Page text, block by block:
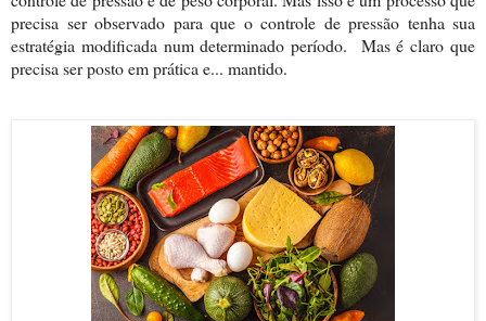
precisa ser observado para que o controle de pressão tenha sua
estratégia modificada num determinado período. Mas é claro que
precisa ser posto em prática e... mantido.